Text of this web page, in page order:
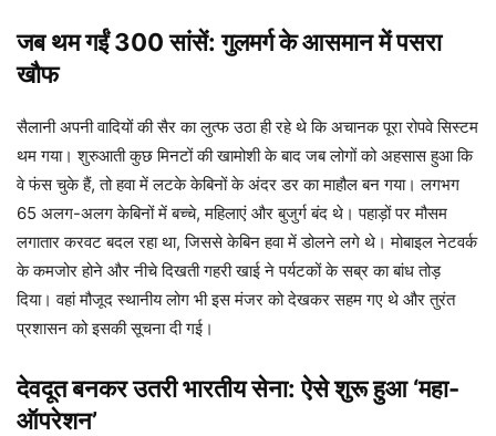
जब थम गईं 300 सांसें: गुलमर्ग के आसमान में पसरा
खौफ
सैलानी अपनी वादियों की सैर का लुत्फ उठा ही रहे थे कि अचानक पूरा रोपवे सिस्टम
थम गया। शुरुआती कुछ मिनटों की खामोशी के बाद जब लोगों को अहसास हुआ कि
वे फंस चुके हैं, तो हवा में लटके केबिनों के अंदर डर का माहौल बन गया। लगभग
65 अलग-अलग केबिनों में बच्चे, महिलाएं और बुजुर्ग बंद थे। पहाड़ों पर मौसम
लगातार करवट बदल रहा था, जिससे केबिन हवा में डोलने लगे थे। मोबाइल नेटवर्क
के कमजोर होने और नीचे दिखती गहरी खाई ने पर्यटकों के सब्र का बांध तोड़
दिया। वहां मौजूद स्थानीय लोग भी इस मंजर को देखकर सहम गए थे और तुरंत
प्रशासन को इसकी सूचना दी गई।
देवदूत बनकर उतरी भारतीय सेना: ऐसे शुरू हुआ ‘महा-
ऑपरेशन’